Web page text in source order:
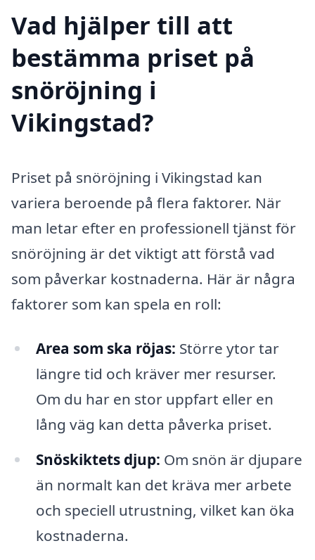
Vad hjälper till att
bestämma priset på
snöröjning i
Vikingstad?
Priset på snöröjning i Vikingstad kan
variera beroende på flera faktorer. När
man letar efter en professionell tjänst för
snöröjning är det viktigt att förstå vad
som påverkar kostnaderna. Här är några
faktorer som kan spela en roll:
Area som ska röjas: Större ytor tar
längre tid och kräver mer resurser.
Om du har en stor uppfart eller en
lång väg kan detta påverka priset.
Snöskiktets djup: Om snön är djupare
än normalt kan det kräva mer arbete
och speciell utrustning, vilket kan öka
kostnaderna.